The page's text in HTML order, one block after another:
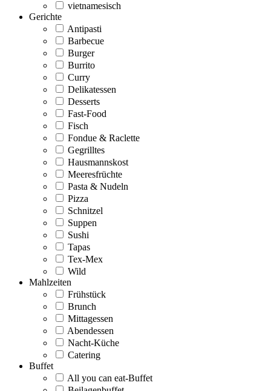
vietnamesisch
Gerichte
Antipasti
Barbecue
Burger
Burrito
Curry
Delikatessen
Desserts
Fast-Food
Fisch
Fondue & Raclette
Gegrilltes
Hausmannskost
Meeresfrüchte
Pasta & Nudeln
Pizza
Schnitzel
Suppen
Sushi
Tapas
Tex-Mex
Wild
Mahlzeiten
Frühstück
Brunch
Mittagessen
Abendessen
Nacht-Küche
Catering
Buffet
All you can eat-Buffet